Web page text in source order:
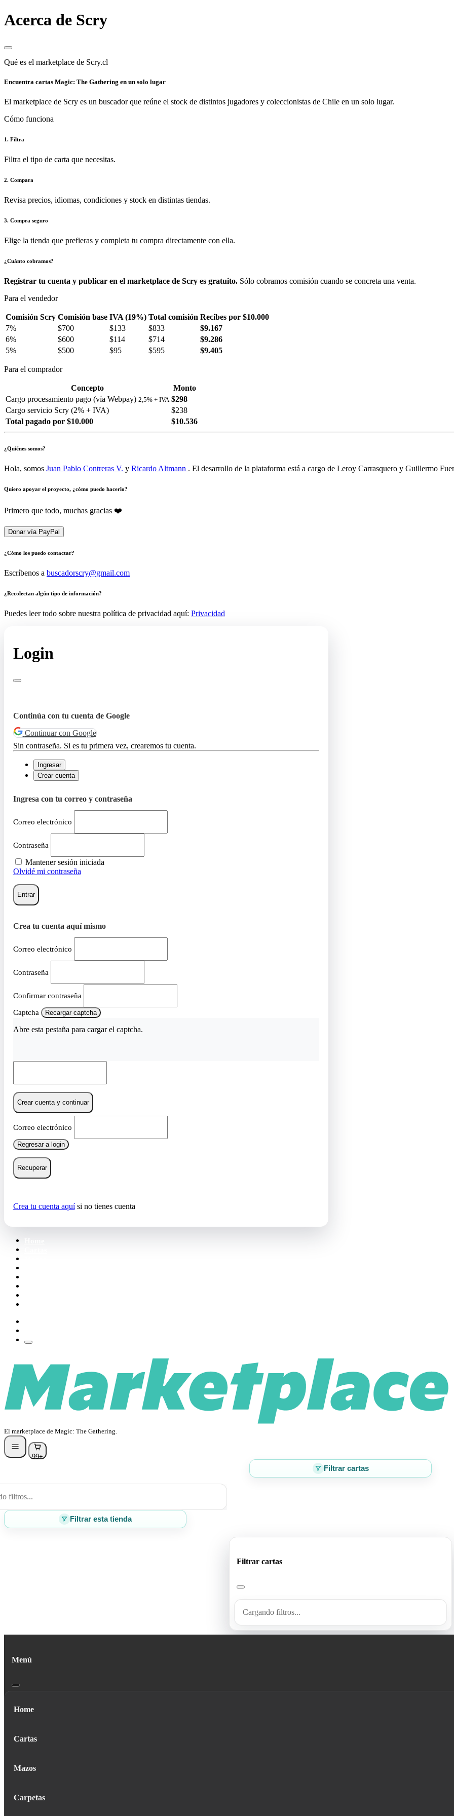
Acerca de Scry
Qué es el marketplace de Scry.cl
Encuentra cartas Magic: The Gathering en un solo lugar
El marketplace de Scry es un buscador que reúne el stock de distintos jugadores y coleccionistas de Chile en un solo lugar.
Cómo funciona
1. Filtra
Filtra el tipo de carta que necesitas.
2. Compara
Revisa precios, idiomas, condiciones y stock en distintas tiendas.
3. Compra seguro
Elige la tienda que prefieras y completa tu compra directamente con ella.
¿Cuánto cobramos?
Registrar tu cuenta y publicar en el marketplace de Scry es gratuito. Sólo cobramos comisión cuando se concreta una venta.
Para el vendedor
Comisión Scry Comisión base IVA (19%) Total comisión Recibes por $10.000
7%
$700 $133 $833
$9.167
6%
$600 $114 $714
$9.286
5%
$500 $95 $595 $9.405
Para el comprador
Concepto
Monto
Cargo procesamiento pago (vía Webpay) 2,5% + IVA $298
Cargo servicio Scry (2% + IVA)
$238
Total pagado por $10.000
$10.536
¿Quiénes somos?
Hola, somos Juan Pablo Contreras V. y Ricardo Altmann . El desarrollo de la plataforma está a cargo de Leroy Carrasquero y Guillermo
Quiero apoyar el proyecto, ¿cómo puedo hacerlo?
Primero que todo, muchas gracias ❤️
Donar vía PayPal
¿Cómo los puedo contactar?
Escríbenos a buscadorscry@gmail.com
¿Recolectan algún tipo de información?
Puedes leer todo sobre nuestra política de privacidad aquí: Privacidad
Login
Continúa con tu cuenta de Google
Continuar con Google
Sin contraseña. Si es tu primera vez, crearemos tu cuenta.
Ingresar
Crear cuenta
Ingresa con tu correo y contraseña
Correo electrónico
Contraseña
Mantener sesión iniciada
Olvidé mi contraseña
Entrar
Crea tu cuenta aquí mismo
Correo electrónico
Contraseña
Confirmar contraseña
Captcha Recargar captcha
Abre esta pestaña para cargar el captcha.
Crear cuenta y continuar
Correo electrónico
Regresar a login
Recuperar
Crea tu cuenta aquísi no tienes cuenta
El marketplace de Magic: The Gathering.
99+
Filtrar cartas
filtros...
Filtrar esta tienda
Filtrar cartas
Cargando filtros...
Menú
Home
Cartas
Mazos
Carpetas